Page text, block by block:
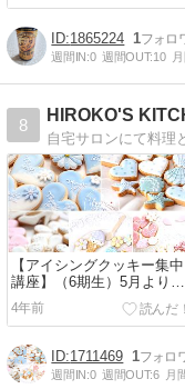
1865224 1
週間IN:0 週間OUT:10
8
HIROKO'S
【アイシングクッキー集中
講座】（6期生）5月よりス
タートします！
4年前
1711469 1
週間IN:0 週間OUT:6 月